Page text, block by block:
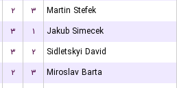
۲ ۳
Martin Stefek
۳ ۱
Jakub Simecek
۳ ۲
Sidletskyi David
۲ ۳
Miroslav Barta